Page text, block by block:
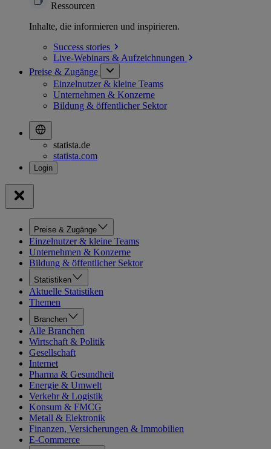
Ressourcen
Inhalte, die informieren und inspirieren.
Success stories
Live-Webinars & Aufzeichnungen
Preise & Zugänge
Einzelnutzer & kleine Teams
Unternehmen & Konzerne
Bildung & öffentlicher Sektor
statista.de
statista.com
Preise & Zugänge
Einzelnutzer & kleine Teams
Unternehmen & Konzerne
Bildung & öffentlicher Sektor
Statistiken
Aktuelle Statistiken
Themen
Branchen
Alle Branchen
Wirtschaft & Politik
Gesellschaft
Internet
Pharma & Gesundheit
Energie & Umwelt
Verkehr & Logistik
Konsum & FMCG
Metall & Elektronik
Finanzen, Versicherungen & Immobilien
E-Commerce